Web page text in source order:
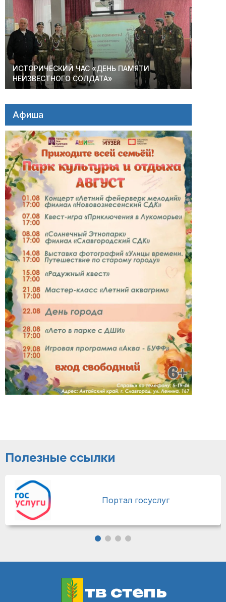
ИСТОРИЧЕСКИЙ ЧАС «ДЕНЬ ПАМЯТИ
НЕИЗВЕСТНОГО СОЛДАТА»
Афиша
Полезные ссылки
Портал госуслуг
тв степь